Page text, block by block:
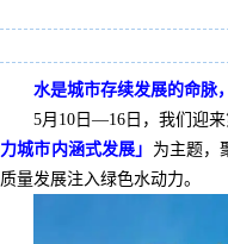
水是城市存续发展的命脉
5月10日—16日，我们迎
力城市内涵式发展」 为主题，
质量发展注入绿色水动力。